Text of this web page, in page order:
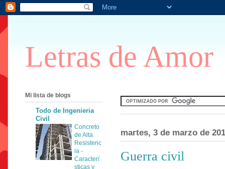
Letras de Amor
martes, 3 de marzo de
Guerra civil
Mi lista de blogs
Todo de Ingenieria
Civil
Concreto
de Alta
Resistenc
ia -
Caracterí
sticas y